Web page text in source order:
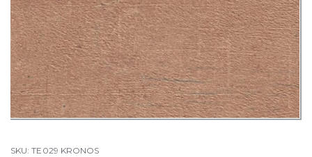
SKU:TE029 KRONOS